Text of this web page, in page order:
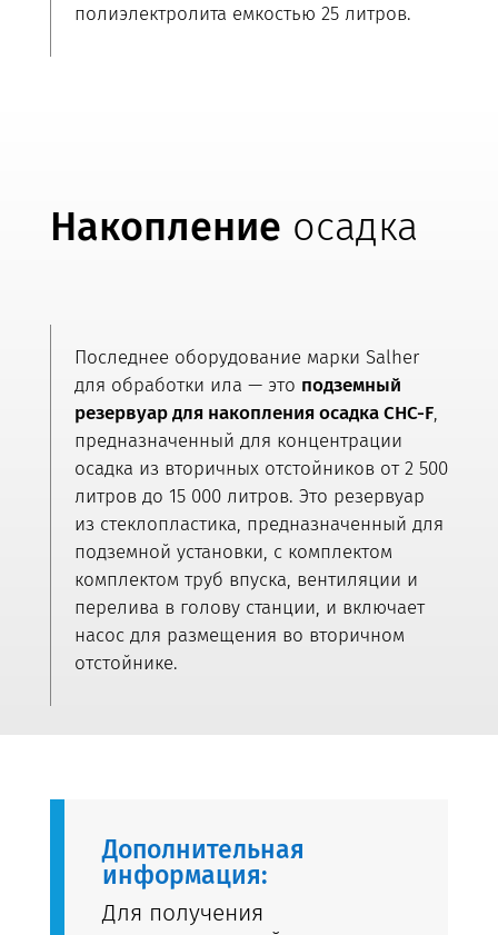
полиэлектролита емкостью 25 литров.
Накопление осадка
Последнее оборудование марки Salher
для обработки ила — это подземный
резервуар для накопления осадка CHC-F,
предназначенный для концентрации
осадка из вторичных отстойников от 2 500
литров до 15 000 литров. Это резервуар
из стеклопластика, предназначенный для
подземной установки, с комплектом
комплектом труб впуска, вентиляции и
перелива в голову станции, и включает
насос для размещения во вторичном
отстойнике.
Дополнительная
информация:
Для получения